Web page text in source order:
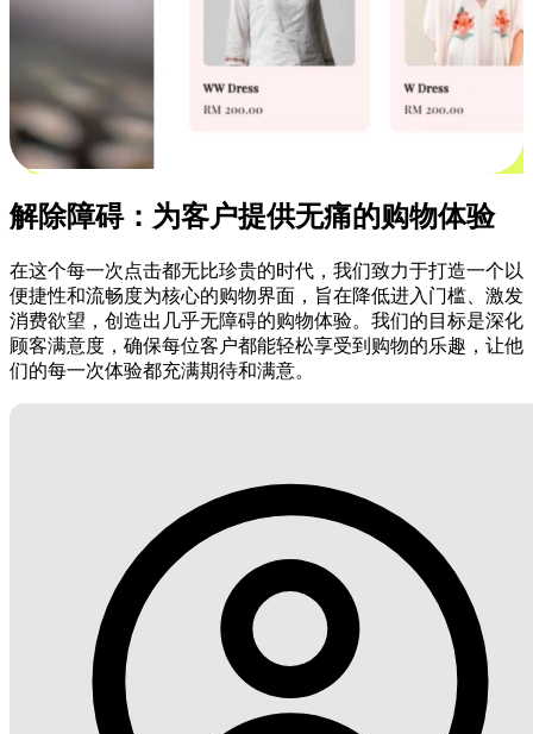
解除障碍：为客户提供无痛的购物体验
在这个每一次点击都无比珍贵的时代，我们致力于打造一个以
便捷性和流畅度为核心的购物界面，旨在降低进入门槛、激发
消费欲望，创造出几乎无障碍的购物体验。我们的目标是深化
顾客满意度，确保每位客户都能轻松享受到购物的乐趣，让他
们的每一次体验都充满期待和满意。